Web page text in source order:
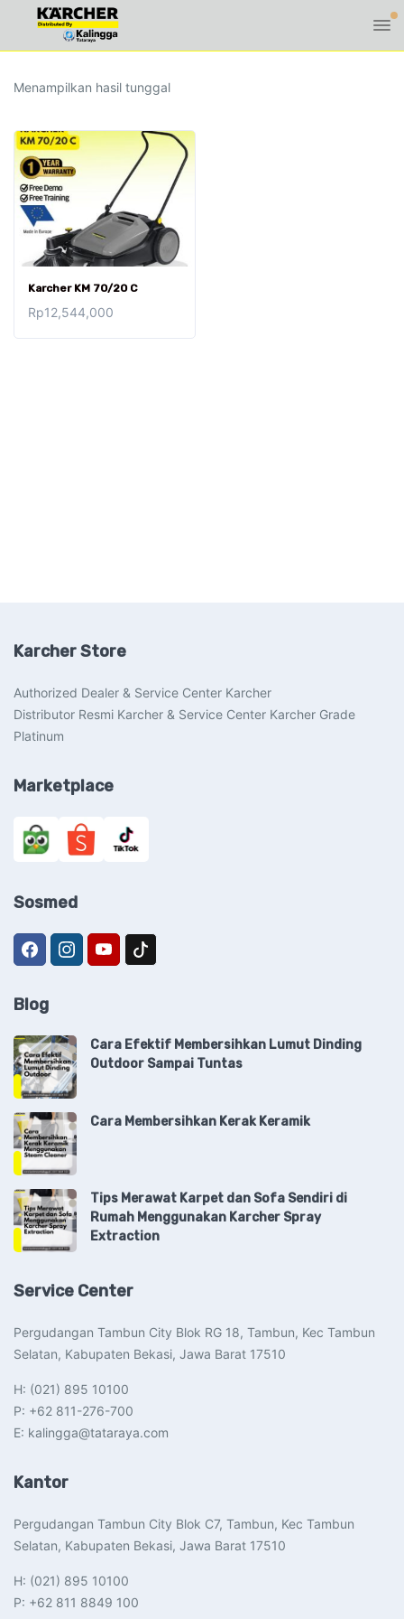
Menampilkan hasil tunggal
Karcher KM 70/20 C
Rp12,544,000
Karcher Store
Authorized Dealer & Service Center Karcher
Distributor Resmi Karcher & Service Center Karcher Grade
Platinum
Marketplace
Sosmed
Blog
Cara Efektif Membersihkan Lumut Dinding
Outdoor Sampai Tuntas
Cara Membersihkan Kerak Keramik
Tips Merawat Karpet dan Sofa Sendiri di
Rumah Menggunakan Karcher Spray
Extraction
Service Center
Pergudangan Tambun City Blok RG 18, Tambun, Kec Tambun
Selatan, Kabupaten Bekasi, Jawa Barat 17510​
H: (021) 895 10100
P: +62 811-276-700
E: kalingga@tataraya.com
Kantor
Pergudangan Tambun City Blok C7, Tambun, Kec Tambun
Selatan, Kabupaten Bekasi, Jawa Barat 17510​
H: (021) 895 10100
P: +62 811 8849 100